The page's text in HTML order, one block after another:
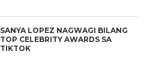
SANYA LOPEZ NAGWAGI BILANG
TOP CELEBRITY AWARDS SA
TIKTOK